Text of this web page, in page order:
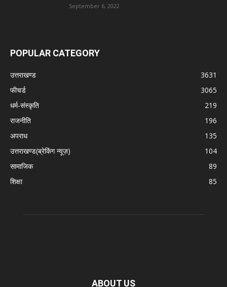
September 6, 2022
POPULAR CATEGORY
उत्तराखण्ड
3631
फीचर्ड
3065
धर्म-संस्कृति
219
राजनीति
196
अपराध
135
उत्तराखण्ड(ब्रेकिंग न्यूज़)
104
सामाजिक
89
शिक्षा
85
ABOUT US